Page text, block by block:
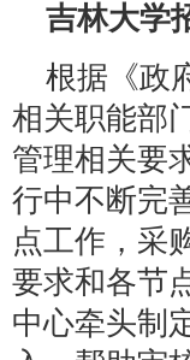
吉林大学
根据《政
相关职能部
管理相关要
行中不断完
点工作，采
要求和各节
中心牵头制